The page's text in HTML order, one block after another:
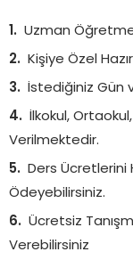
Uzman
Kişiye Özel
İstediğiniz Gün
İlkokul,
Verilmektedir.
Ders Ücretlerini
Ödeyebilirsiniz.
Ücretsiz
Verebilirsiniz